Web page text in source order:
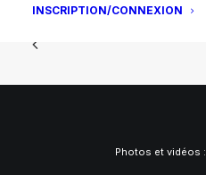
INSCRIPTION/CONNEXION
Photos et vidéos :